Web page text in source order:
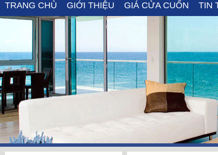
TRANG CHỦ GIỚI THIỆU GIÁ CỬA CUỐN TIN